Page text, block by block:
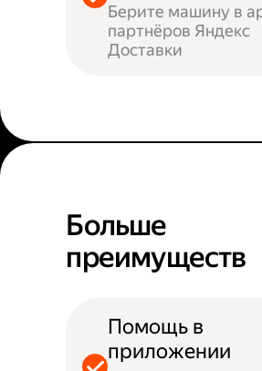
Берите машину в
партнёров Яндекс
Доставки
Больше
преимуществ
Помощь в
приложении